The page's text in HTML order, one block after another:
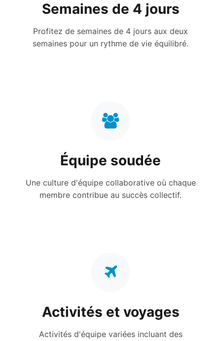
Semaines de 4 jours
Profitez de semaines de 4 jours aux deux
semaines pour un rythme de vie équilibré.
Équipe soudée
Une culture d'équipe collaborative où chaque
membre contribue au succès collectif.
Activités et voyages
Activités d'équipe variées incluant des